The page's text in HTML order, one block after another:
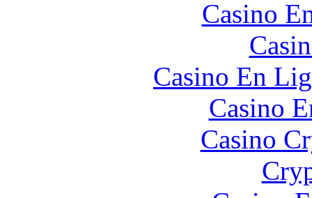
Casino
Casino En
Casino
Casino